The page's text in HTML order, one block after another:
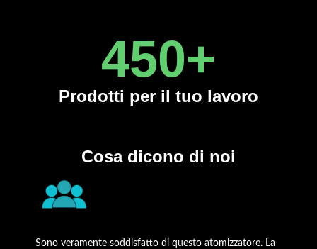
450+
Prodotti per il tuo lavoro
Cosa dicono di noi
Sono veramente soddisfatto di questo atomizzatore. La